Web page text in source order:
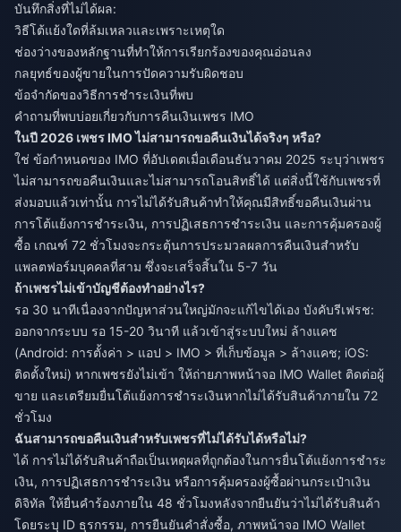
บันทึกสิ่งที่ไม่ได้ผล:
วิธีโต้แย้งใดที่ล้มเหลวและเพราะเหตุใด
ช่องว่างของหลักฐานที่ทำให้การเรียกร้องของคุณอ่อนลง
กลยุทธ์ของผู้ขายในการปัดความรับผิดชอบ
ข้อจำกัดของวิธีการชำระเงินที่พบ
คำถามที่พบบ่อยเกี่ยวกับการคืนเงินเพชร IMO
ในปี 2026 เพชร IMO ไม่สามารถขอคืนเงินได้จริงๆ หรือ?
ใช่ ข้อกำหนดของ IMO ที่อัปเดตเมื่อเดือนธันวาคม 2025 ระบุว่าเพชร
ไม่สามารถขอคืนเงินและไม่สามารถโอนสิทธิ์ได้ แต่สิ่งนี้ใช้กับเพชรที่
ส่งมอบแล้วเท่านั้น การไม่ได้รับสินค้าทำให้คุณมีสิทธิ์ขอคืนเงินผ่าน
การโต้แย้งการชำระเงิน, การปฏิเสธการชำระเงิน และการคุ้มครองผู้
ซื้อ เกณฑ์ 72 ชั่วโมงจะกระตุ้นการประมวลผลการคืนเงินสำหรับ
แพลตฟอร์มบุคคลที่สาม ซึ่งจะเสร็จสิ้นใน 5-7 วัน
ถ้าเพชรไม่เข้าบัญชีต้องทำอย่างไร?
รอ 30 นาทีเนื่องจากปัญหาส่วนใหญ่มักจะแก้ไขได้เอง บังคับรีเฟรช:
ออกจากระบบ รอ 15-20 วินาที แล้วเข้าสู่ระบบใหม่ ล้างแคช
(Android: การตั้งค่า > แอป > IMO > ที่เก็บข้อมูล > ล้างแคช; iOS:
ติดตั้งใหม่) หากเพชรยังไม่เข้า ให้ถ่ายภาพหน้าจอ IMO Wallet ติดต่อผู้
ขาย และเตรียมยื่นโต้แย้งการชำระเงินหากไม่ได้รับสินค้าภายใน 72
ชั่วโมง
ฉันสามารถขอคืนเงินสำหรับเพชรที่ไม่ได้รับได้หรือไม่?
ได้ การไม่ได้รับสินค้าถือเป็นเหตุผลที่ถูกต้องในการยื่นโต้แย้งการชำระ
เงิน, การปฏิเสธการชำระเงิน หรือการคุ้มครองผู้ซื้อผ่านกระเป๋าเงิน
ดิจิทัล ให้ยื่นคำร้องภายใน 48 ชั่วโมงหลังจากยืนยันว่าไม่ได้รับสินค้า
โดยระบุ ID ธุรกรรม, การยืนยันคำสั่งซื้อ, ภาพหน้าจอ IMO Wallet